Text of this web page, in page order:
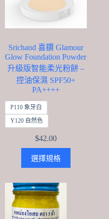
the
product
page
Srichand 喜鑽 Glamour
Glow Foundation Powder
升級版智能柔光粉餅 –
控油保濕 SPF50+
PA++++
P110 象牙白
Y120 自然色
$42.00
選擇規格
product
has
variants.
The
options
may